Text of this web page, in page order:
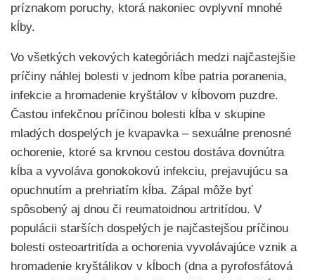
príznakom poruchy, ktorá nakoniec ovplyvní mnohé
kĺby.
Vo všetkých vekových kategóriách medzi najčastejšie
príčiny náhlej bolesti v jednom kĺbe patria poranenia,
infekcie a hromadenie kryštálov v kĺbovom puzdre.
Častou infekčnou príčinou bolesti kĺba v skupine
mladých dospelých je kvapavka – sexuálne prenosné
ochorenie, ktoré sa krvnou cestou dostáva dovnútra
kĺba a vyvoláva gonokokovú infekciu, prejavujúcu sa
opuchnutím a prehriatím kĺba. Zápal môže byť
spôsobený aj dnou či reumatoidnou artritídou. V
populácii starších dospelých je najčastejšou príčinou
bolesti osteoartritída a ochorenia vyvolávajúce vznik a
hromadenie kryštálikov v kĺboch (dna a pyrofosfátová